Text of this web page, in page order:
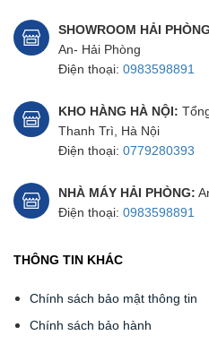
SHOWROOM HẢI
An- Hải Phòng
Điện thoại: 0983598891
KHO HÀNG HÀ NỘI:
Thanh Trì, Hà Nội
Điện thoại: 0779280393
NHÀ MÁY HẢI PHÒNG:
Điện thoại: 0983598891
THÔNG TIN KHÁC
Chính sách bảo mật thông tin
Chính sách bảo hành